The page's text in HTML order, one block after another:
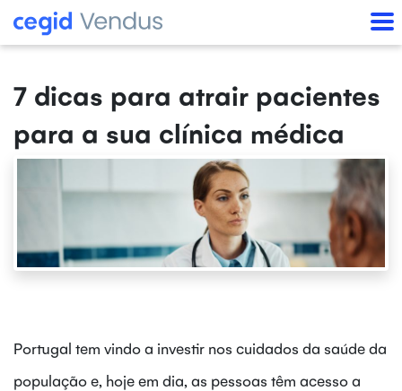
7 dicas para atrair pacientes
para a sua clínica médica
Portugal tem vindo a investir nos cuidados da saúde da
população e, hoje em dia, as pessoas têm acesso a